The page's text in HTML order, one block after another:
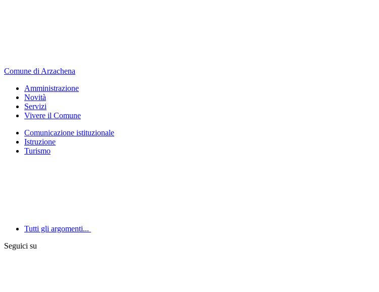
Comune di Arzachena
Amministrazione
Novità
Servizi
Vivere il Comune
Comunicazione istituzionale
Istruzione
Turismo
Tutti gli argomenti...
Seguici su